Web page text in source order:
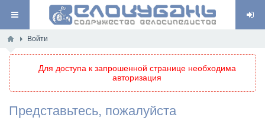
Войти
Для доступа к запрошенной странице необходима
авторизация
Представьтесь, пожалуйста